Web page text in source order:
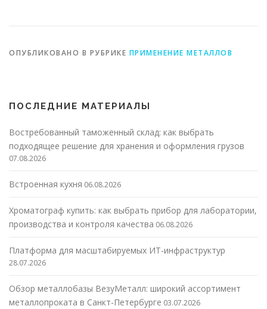
ОПУБЛИКОВАНО В РУБРИКЕ ПРИМЕНЕНИЕ МЕТАЛЛОВ
ПОСЛЕДНИЕ МАТЕРИАЛЫ
Востребованный таможенный склад: как выбрать
подходящее решение для хранения и оформления грузов
07.08.2026
Встроенная кухня 06.08.2026
Хроматограф купить: как выбрать прибор для лаборатории,
производства и контроля качества 06.08.2026
Платформа для масштабируемых ИТ-инфраструктур
28.07.2026
Обзор металлобазы ВезуМеталл: широкий ассортимент
металлопроката в Санкт-Петербурге 03.07.2026